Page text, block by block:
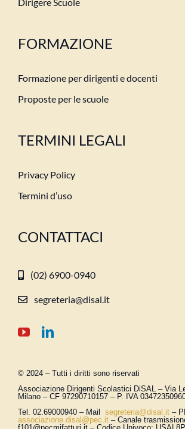
FORMAZIONE
Formazione per dirigenti e docenti
Proposte per le scuole
TERMINI LEGALI
Privacy Policy
Termini d’uso
CONTATTACI
(02) 6900-0940
segreteria@disal.it
© 2024 – Tutti i diritti sono riservati
Associazione Dirigenti Scolastici DiSAL – Via
Milano – CF 97290710157 – P. IVA
Tel. 02.69000940 – Mail
segreteria@disal.it–
associazione.disal @pec.it– Canale